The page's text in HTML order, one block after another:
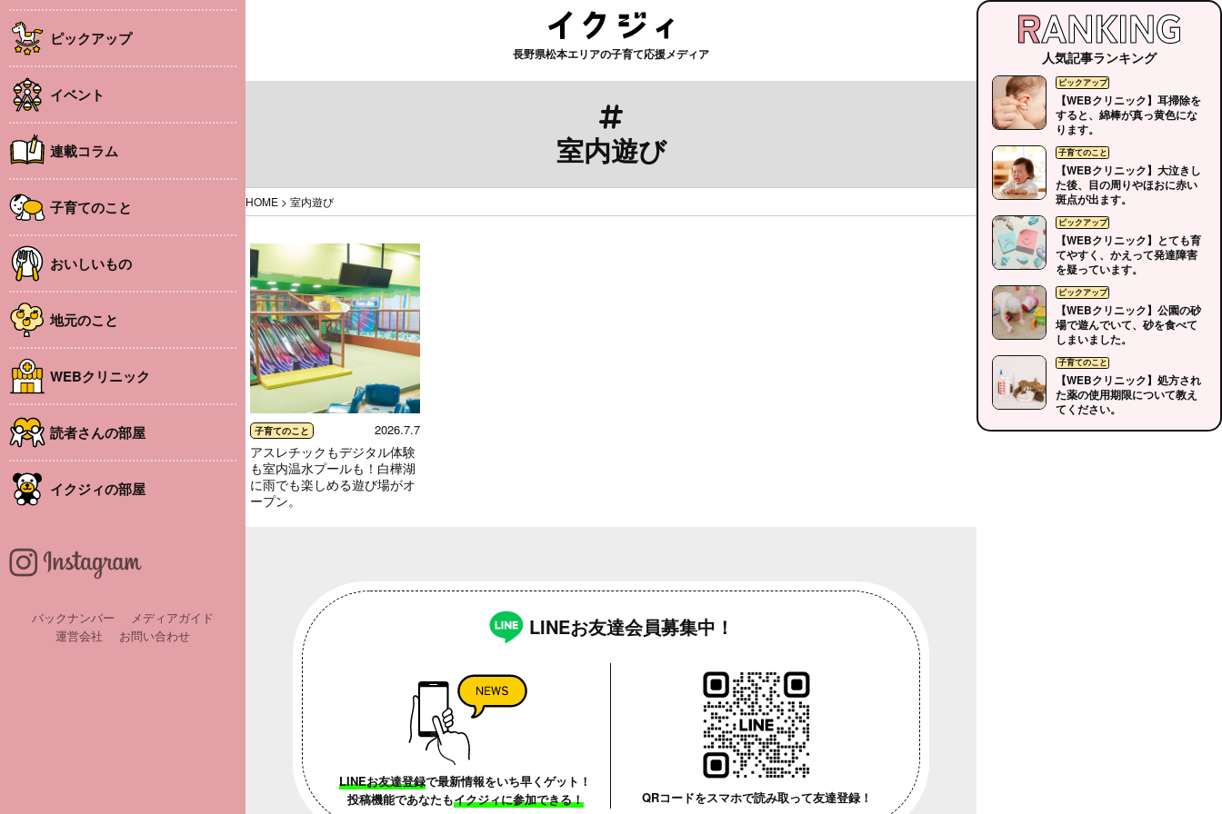
ピックアップ
イベント
連載コラム
子育てのこと
おいしいもの
地元のこと
WEBクリニック
読者さんの部屋
イクジィの部屋
バックナンバー
メディアガイド
運営会社
お問い合わせ
長野県松本エリアの子育て応援メディア
室内遊び
HOME > 室内遊び
子育てのこと 2026.7.7
アスレチックもデジタル体験
も室内温水プールも！白樺湖
に雨でも楽しめる遊び場がオ
ープン。
LINEお友達会員募集中！
LINEお友達登録で最新情報をいち早くゲット！
投稿機能であなたもイクジィに参加できる！ QRコードをスマホで読み取って友達登録！
人気記事ランキング
【WEBクリニック】耳掃除を
すると、綿棒が真っ黄色にな
ります。
【WEBクリニック】大泣きし
た後、目の周りやほおに赤い
斑点が出ます。
【WEBクリニック】とても育
てやすく、かえって発達障害
を疑っています。
【WEBクリニック】公園の砂
場で遊んでいて、砂を食べて
しまいました。
【WEBクリニック】処方され
た薬の使用期限について教え
てください。